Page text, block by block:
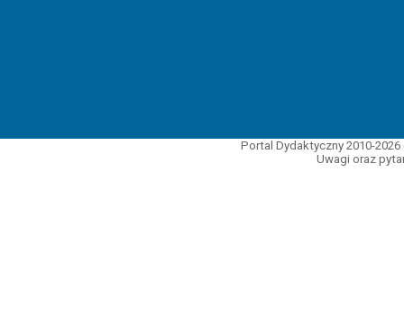
Portal Dydaktyczny 2010-
Uwagi oraz